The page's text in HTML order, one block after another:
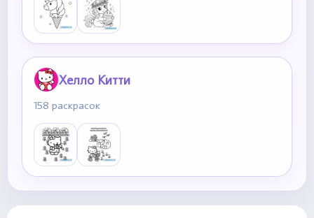
Хелло Китти
158 раскрасок